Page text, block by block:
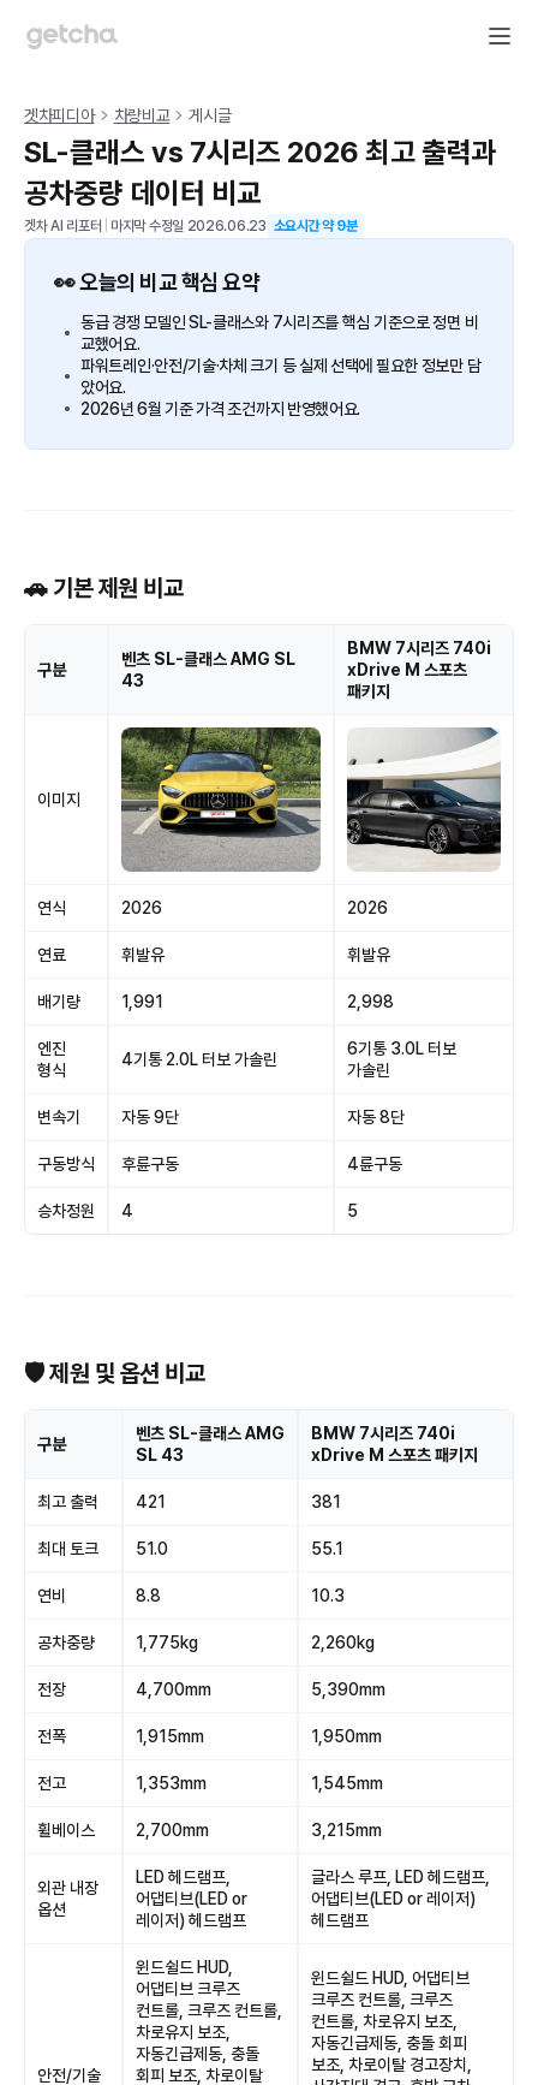
겟차피디아 차량비교 게시글
SL-클래스 vs 7시리즈 2026 최고 출력과
공차중량 데이터 비교
겟차 AI 리포터 마지막 수정일 2026.06.23 소요시간 약9분
👀 오늘의 비교 핵심 요약
동급 경쟁 모델인 SL-클래스와 7시리즈를 핵심 기준으로 정면 비
교했어요.
파워트레인·안전/기술·차체 크기 등 실제 선택에 필요한 정보만 담
았어요.
2026년 6월 기준 가격 조건까지 반영했어요.
🚗 기본 제원 비교
구분
벤츠 SL-클래스 AMG SL
43
BMW 7시리즈 740i
xDrive M 스포츠
패키지
이미지
연식 2026 2026
연료 휘발유 휘발유
배기량 1,991 2,998
엔진
형식
4기통 2.0L 터보 가솔린
6기통 3.0L 터보
가솔린
변속기 자동 9단 자동 8단
구동방식 후륜구동 4륜구동
승차정원 4 5
🛡 제원 및 옵션 비교
구분
벤츠 SL-클래스 AMG
SL 43
BMW 7시리즈 740i
xDrive M 스포츠 패키지
최고 출력 421 381
최대 토크 51.0 55.1
연비 8.8 10.3
공차중량 1,775kg 2,260kg
전장 4,700mm 5,390mm
전폭 1,915mm 1,950mm
전고 1,353mm 1,545mm
휠베이스 2,700mm 3,215mm
외관 내장
옵션
LED 헤드램프,
어댑티브(LED or
레이저) 헤드램프
글라스 루프, LED 헤드램프,
어댑티브(LED or 레이저)
헤드램프
안전/기술
윈드쉴드 HUD,
어댑티브 크루즈
컨트롤, 크루즈 컨트롤,
차로유지 보조,
자동긴급제동, 충돌
회피 보조, 차로이탈
윈드쉴드 HUD, 어댑티브
크루즈 컨트롤, 크루즈
컨트롤, 차로유지 보조,
자동긴급제동, 충돌 회피
보조, 차로이탈 경고장치,